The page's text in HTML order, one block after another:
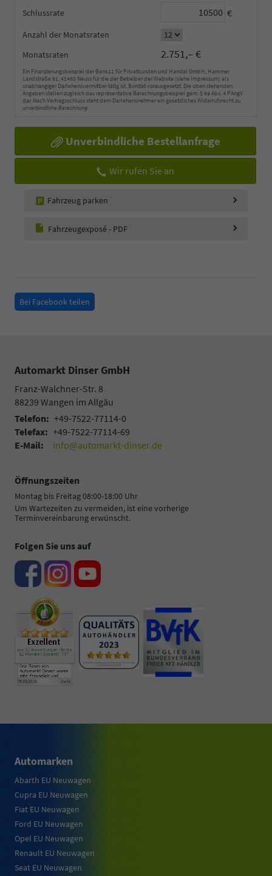
Schlussrate €
Anzahl der Monatsraten
Monatsraten
2.751,– €
Ein Finanzierungsbeispiel der Bank11 für Privatkunden und Handel GmbH, Hammer
Landstraße 91, 41460 Neuss für die der Betreiber der Website (siehe Impressum) als
unabhängiger Darlehensvermittler tätig ist. Bonität vorausgesetzt. Die oben stehenden
Angaben stellen zugleich das repräsentative Berechnungsbeispiel gem. § 6a Abs. 4 PAngV
dar. Nach Vertragsschluss steht dem Darlehensnehmer ein gesetzliches Widerrufsrecht zu.
unverbindliche Berechnung
Unverbindliche Bestellanfrage
Wir rufen Sie an
Fahrzeug parken
Fahrzeugexposé - PDF
Bei Facebook teilen
Automarkt Dinser GmbH
Franz-Walchner-Str. 8
88239 Wangen im Allgäu
Telefon: +49-7522-77114-0
Telefax: +49-7522-77114-69
E-Mail:
info@automarkt-dinser.de
Öffnungszeiten
Montag bis Freitag 08:00-18:00 Uhr
Um Wartezeiten zu vermeiden, ist eine vorherige
Terminvereinbarung erwünscht.
Folgen Sie uns auf
Automarken
Abarth EU Neuwagen
Cupra EU Neuwagen
Fiat EU Neuwagen
Ford EU Neuwagen
Opel EU Neuwagen
Renault EU Neuwagen
Seat EU Neuwagen